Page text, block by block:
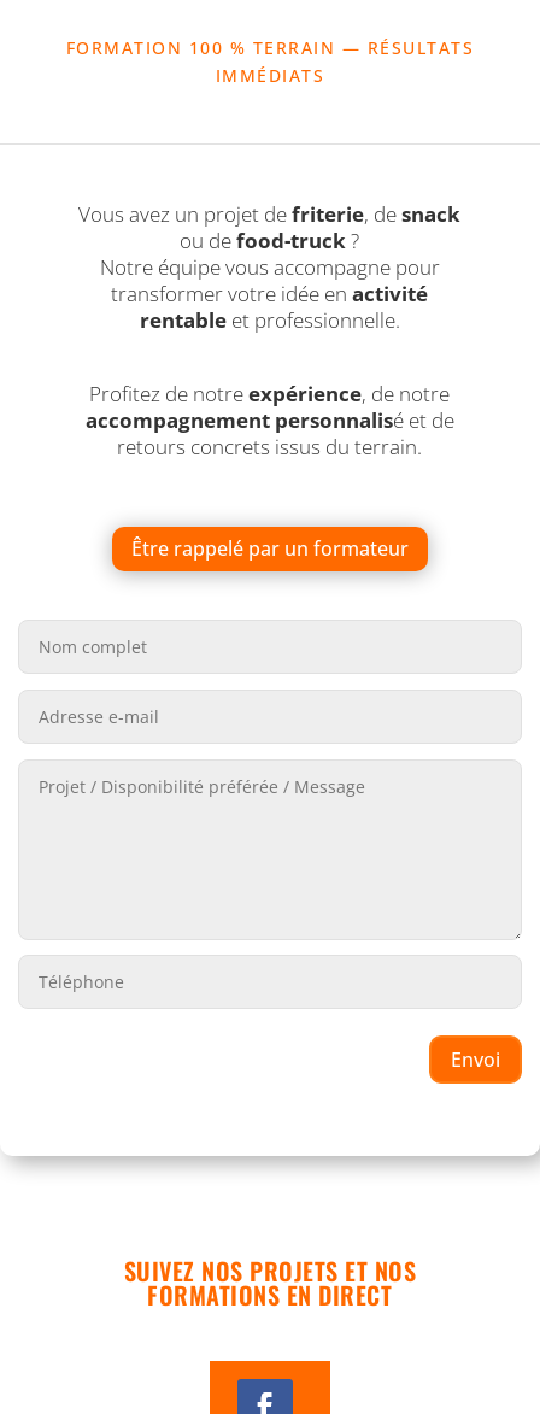
FORMATION 100 % TERRAIN — RÉSULTATS
IMMÉDIATS
Vous avez un projet defriterie, desnack
ou defood-truck?
Notre équipe vous accompagne pour
transformer votre idée enactivité
rentableet professionnelle.
Profitez de notreexpérience, de notre
accompagnement personnalisé et de
retours concrets issus du terrain.
Être rappelé par un formateur
Envoi
SUIVEZ NOS PROJETS ET NOS
FORMATIONS EN DIRECT